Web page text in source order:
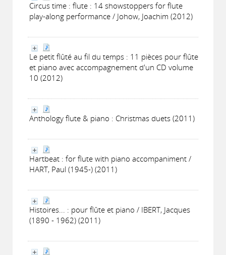
Circus time : flute : 14 showstoppers for flute
play-along performance / Johow, Joachim (2012)
Le petit flûté au fil du temps : 11 pièces pour flûte
et piano avec accompagnement d'un CD volume
10 (2012)
Anthology flute & piano : Christmas duets (2011)
Hartbeat : for flute with piano accompaniment /
HART, Paul (1945-) (2011)
Histoires... : pour flûte et piano / IBERT, Jacques
(1890 - 1962) (2011)